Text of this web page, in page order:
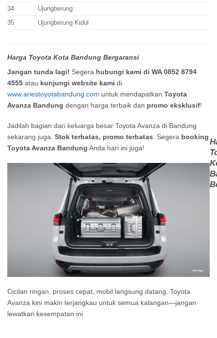
34
Ujungberung
35
Ujungberung Kidul
Harga Toyota Kota Bandung Bergaransi
Jangan tunda lagi! Segera hubungi kami di WA 0852 8794
4555 atau kunjungi website kami di
www.ariestoyotabandung.com untuk mendapatkan Toyota
Avanza Bandung dengan harga terbaik dan promo eksklusif!
Jadilah bagian dari keluarga besar Toyota Avanza di Bandung
sekarang juga. Stok terbatas, promo terbatas . Segera booking
Toyota Avanza Bandung Anda hari ini juga!
Cicilan ringan, proses cepat, mobil langsung datang. Toyota
Avanza kini makin terjangkau untuk semua kalangan—jangan
lewatkan kesempatan ini